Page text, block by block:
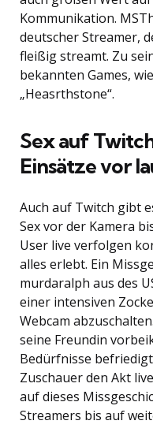
Kommunikation.
deutscher Streamer,
fleißig streamt. Zu
bekannten Games,
„Heasrthstone“.
Sex auf
Einsätze vor
Auch auf Twitch gibt
Sex vor der Kamera
User live verfolgen
alles erlebt. Ein
murdaralph aus des
einer intensiven
Webcam
seine Freundin
Bedürfnisse
Zuschauer den Akt
auf dieses
Streamers bis auf